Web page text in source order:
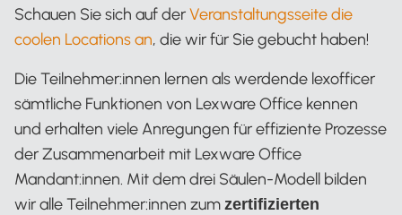
Schauen Sie sich auf derVeranstaltungsseite die
coolen Locations an, die wir für Sie gebucht haben!
Die Teilnehmer:innen lernen als werdende lexofficer
sämtliche Funktionen von Lexware Office kennen
und erhalten viele Anregungen für effiziente Prozesse
der Zusammenarbeit mit Lexware Office
Mandant:innen. Mit dem drei Säulen-Modell bilden
wir alle Teilnehmer:innen zum zertifizierten